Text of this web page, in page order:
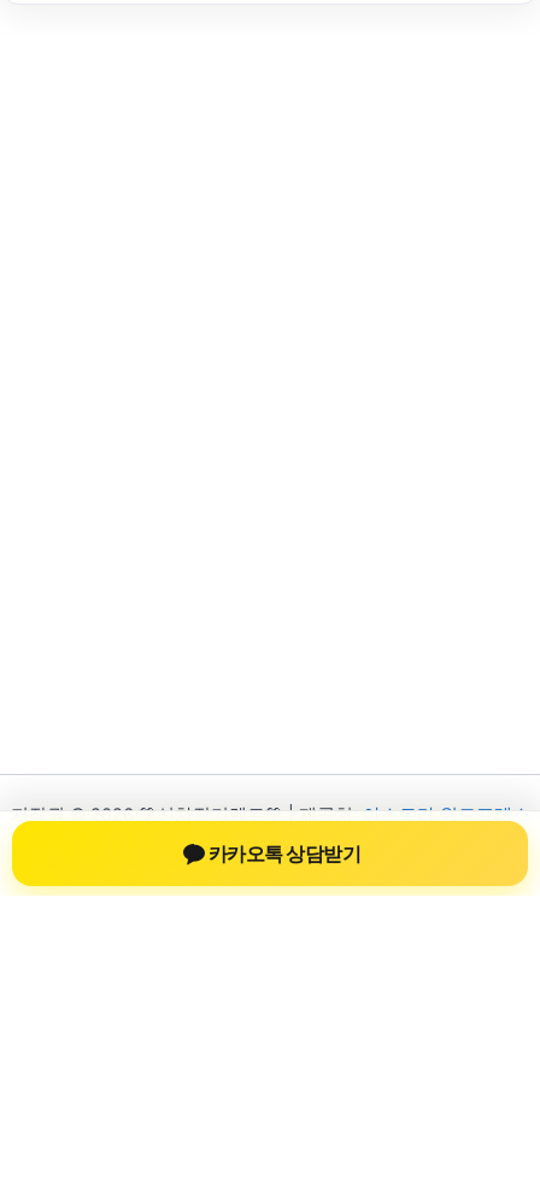
저작권 © 2026 💚신차장기렌트💚 | 제공처:
아스트라 워드프레스
테마
카카오톡 상담받기